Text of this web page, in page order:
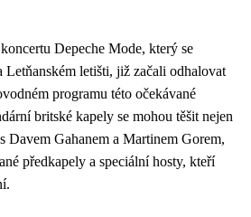
Depeche Mode, který se
Letňanském letišti, již začali odhalovat
programu této očekávané
britské kapely se mohou těšit nejen
Davem Gahanem a Martinem Gorem,
předkapely a speciální hosty, kteří